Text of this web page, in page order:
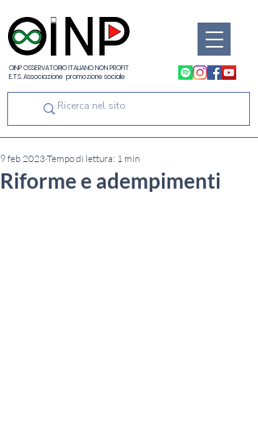
OINP OSSERVATORIO ITALIANO NON PROFIT
E.T.S. Associazione promozione sociale
Riforme e adempimenti
9 feb 2023Tempo di lettura: 1 min